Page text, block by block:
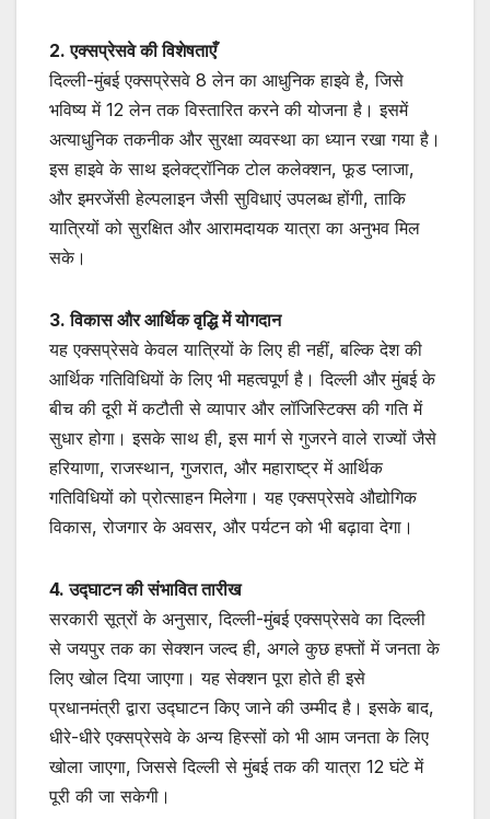
2. एक्सप्रेसवे की विशेषताएँ
दिल्ली-मुंबई एक्सप्रेसवे 8 लेन का आधुनिक हाइवे है, जिसे
भविष्य में 12 लेन तक विस्तारित करने की योजना है। इसमें
अत्याधुनिक तकनीक और सुरक्षा व्यवस्था का ध्यान रखा गया है।
इस हाइवे के साथ इलेक्ट्रॉनिक टोल कलेक्शन, फूड प्लाजा,
और इमरजेंसी हेल्पलाइन जैसी सुविधाएं उपलब्ध होंगी, ताकि
यात्रियों को सुरक्षित और आरामदायक यात्रा का अनुभव मिल
सके।
3. विकास और आर्थिक वृद्धि में योगदान
यह एक्सप्रेसवे केवल यात्रियों के लिए ही नहीं, बल्कि देश की
आर्थिक गतिविधियों के लिए भी महत्वपूर्ण है। दिल्ली और मुंबई के
बीच की दूरी में कटौती से व्यापार और लॉजिस्टिक्स की गति में
सुधार होगा। इसके साथ ही, इस मार्ग से गुजरने वाले राज्यों जैसे
हरियाणा, राजस्थान, गुजरात, और महाराष्ट्र में आर्थिक
गतिविधियों को प्रोत्साहन मिलेगा। यह एक्सप्रेसवे औद्योगिक
विकास, रोजगार के अवसर, और पर्यटन को भी बढ़ावा देगा।
4. उद्घाटन की संभावित तारीख
सरकारी सूत्रों के अनुसार, दिल्ली-मुंबई एक्सप्रेसवे का दिल्ली
से जयपुर तक का सेक्शन जल्द ही, अगले कुछ हफ्तों में जनता के
लिए खोल दिया जाएगा। यह सेक्शन पूरा होते ही इसे
प्रधानमंत्री द्वारा उद्घाटन किए जाने की उम्मीद है। इसके बाद,
धीरे-धीरे एक्सप्रेसवे के अन्य हिस्सों को भी आम जनता के लिए
खोला जाएगा, जिससे दिल्ली से मुंबई तक की यात्रा 12 घंटे में
पूरी की जा सकेगी।